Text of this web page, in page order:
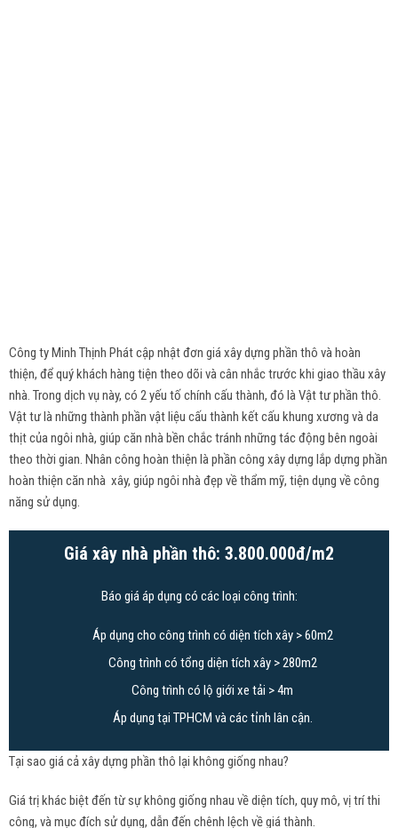
Công ty Minh Thịnh Phát cập nhật đơn giá xây dựng phần thô và hoàn
thiện, để quý khách hàng tiện theo dõi và cân nhắc trước khi giao thầu xây
nhà. Trong dịch vụ này, có 2 yếu tố chính cấu thành, đó là Vật tư phần thô.
Vật tư là những thành phần vật liệu cấu thành kết cấu khung xương và da
thịt của ngôi nhà, giúp căn nhà bền chắc tránh những tác động bên ngoài
theo thời gian. Nhân công hoàn thiện là phần công xây dựng lắp dựng phần
hoàn thiện căn nhà xây, giúp ngôi nhà đẹp về thẩm mỹ, tiện dụng về công
năng sử dụng.
Giá xây nhà phần thô: 3.800.000đ/m2
Báo giá áp dụng có các loại công trình:
Áp dụng cho công trình có diện tích xây > 60m2
Công trình có tổng diện tích xây > 280m2
Công trình có lộ giới xe tải > 4m
Áp dụng tại TPHCM và các tỉnh lân cận.
Tại sao giá cả xây dựng phần thô lại không giống nhau?
Giá trị khác biệt đến từ sự không giống nhau về diện tích, quy mô, vị trí thi
công, và mục đích sử dụng, dẫn đến chênh lệch về giá thành.